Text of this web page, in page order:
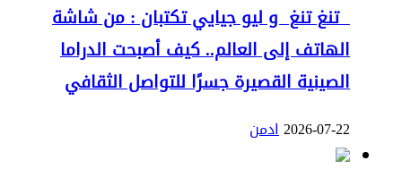
تنغ تنغ و ليو جيايي تكتبان : من شاشة
الهاتف إلى العالم.. كيف أصبحت الدراما
الصينية القصيرة جسرًا للتواصل الثقافي
2026-07-22ادمن